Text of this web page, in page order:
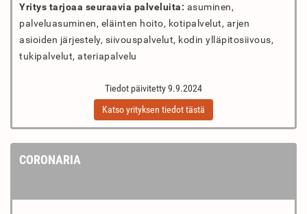
Yritys tarjoaa seuraavia palveluita: asuminen,
palveluasuminen, eläinten hoito, kotipalvelut, arjen
asioiden järjestely, siivouspalvelut, kodin ylläpitosiivous,
tukipalvelut, ateriapalvelu
Tiedot päivitetty 9.9.2024
Katso yrityksen tiedot tästä
CORONARIA